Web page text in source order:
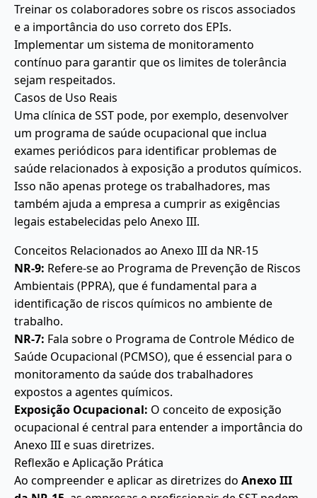
Treinar os colaboradores sobre os riscos associados
e a importância do uso correto dos EPIs.
Implementar um sistema de monitoramento
contínuo para garantir que os limites de tolerância
sejam respeitados.
Casos de Uso Reais
Uma clínica de SST pode, por exemplo, desenvolver
um programa de saúde ocupacional que inclua
exames periódicos para identificar problemas de
saúde relacionados à exposição a produtos químicos.
Isso não apenas protege os trabalhadores, mas
também ajuda a empresa a cumprir as exigências
legais estabelecidas pelo Anexo III.
Conceitos Relacionados ao Anexo III da NR-15
NR-9: Refere-se ao Programa de Prevenção de Riscos
Ambientais (PPRA), que é fundamental para a
identificação de riscos químicos no ambiente de
trabalho.
NR-7: Fala sobre o Programa de Controle Médico de
Saúde Ocupacional (PCMSO), que é essencial para o
monitoramento da saúde dos trabalhadores
expostos a agentes químicos.
Exposição Ocupacional: O conceito de exposição
ocupacional é central para entender a importância do
Anexo III e suas diretrizes.
Reflexão e Aplicação Prática
Ao compreender e aplicar as diretrizes do Anexo III